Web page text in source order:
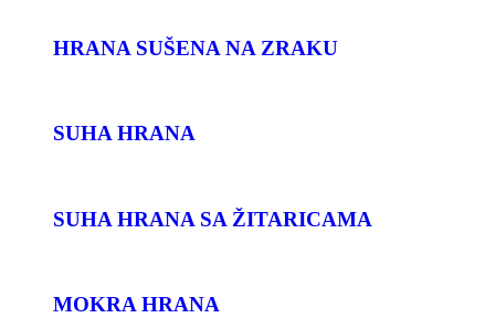
HRANA SUŠENA NA ZRAKU
SUHA HRANA
SUHA HRANA SA ŽITARICAMA
MOKRA HRANA